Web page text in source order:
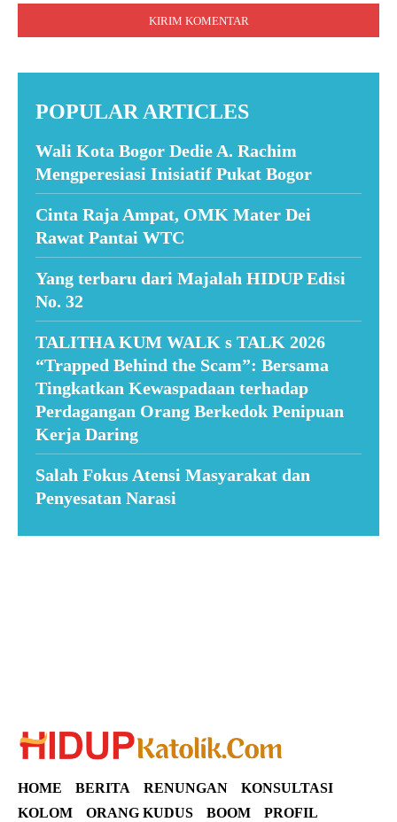
POPULAR ARTICLES
Wali Kota Bogor Dedie A. Rachim
Mengperesiasi Inisiatif Pukat Bogor
Cinta Raja Ampat, OMK Mater Dei
Rawat Pantai WTC
Yang terbaru dari Majalah HIDUP Edisi
No. 32
TALITHA KUM WALK s TALK 2026
“Trapped Behind the Scam”: Bersama
Tingkatkan Kewaspadaan terhadap
Perdagangan Orang Berkedok Penipuan
Kerja Daring
Salah Fokus Atensi Masyarakat dan
Penyesatan Narasi
HOME BERITA RENUNGAN
KONSULTASI
KOLOM
ORANG KUDUS BOOM
PROFIL